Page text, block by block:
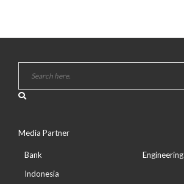
Media Partner
Bank
Indonesia
Engineering